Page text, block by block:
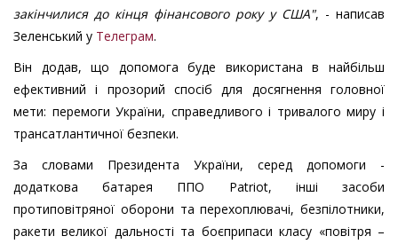
закінчилися до кінця фінансового року у США", - написав
Зеленський у Телеграм.
Він додав, що допомога буде використана в найбільш
ефективний і прозорий спосіб для досягнення головної
мети: перемоги України, справедливого і тривалого миру і
трансатлантичної безпеки.
За словами Президента України, серед допомоги -
додаткова батарея ППО Patriot, інші засоби
протиповітряної оборони та перехоплювачі, безпілотники,
ракети великої дальності та боєприпаси класу «повітря –